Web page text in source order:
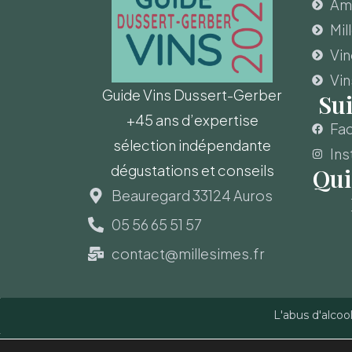
Guide Vins Dussert-Gerber
+45 ans d’expertise
sélection indépendante
dégustations et conseils
Beauregard 33124 Auros
05 56 65 51 57
contact@millesimes.fr
L'abus